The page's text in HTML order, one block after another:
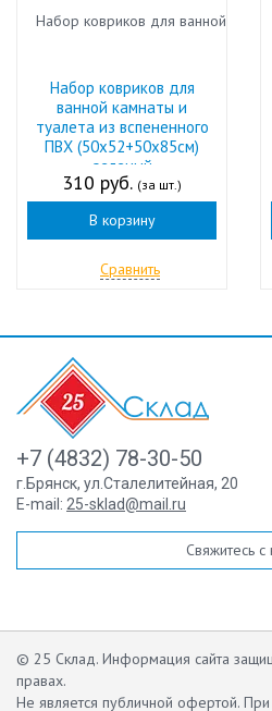
Набор ковриков для
ванной камнаты и
туалета из вспененного
ПВХ (50х52+50х85см)
зеленый
310 руб. (за шт.)
В корзину
Сравнить
+7 (4832) 78-30-50
г.Брянск, ул.Сталелитейная, 20
E-mail: 25-sklad@mail.ru
Свяжитесь с
© 25 Склад. Информация сайта
правах.
Не является публичной офертой. При